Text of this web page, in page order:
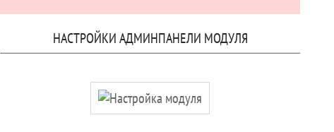
НАСТРОЙКИ АДМИНПАНЕЛИ МОДУЛЯ